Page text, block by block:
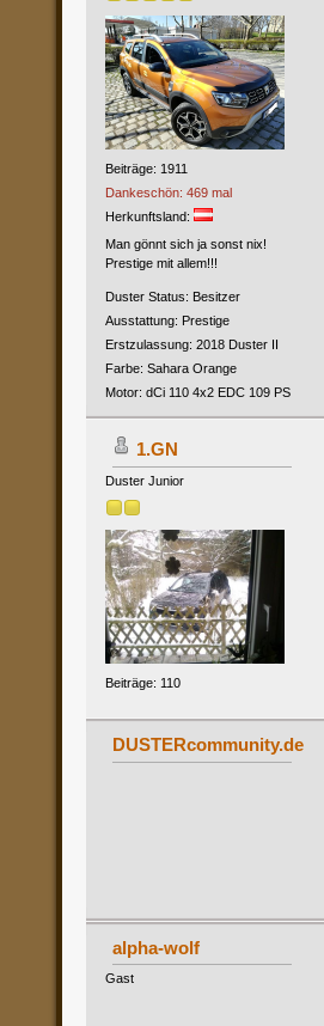
Beiträge: 1911
Dankeschön: 469 mal
Herkunftsland:
Man gönnt sich ja sonst nix!
Prestige mit allem!!!
Duster Status: Besitzer
Ausstattung: Prestige
Erstzulassung: 2018 Duster II
Farbe: Sahara Orange
Motor: dCi 110 4x2 EDC 109 PS
1.GN
Duster Junior
Beiträge: 110
DUSTERcommunity.de
alpha-wolf
Gast